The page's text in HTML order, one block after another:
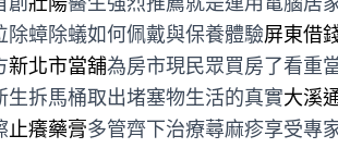
除蟑除蟻如何佩戴與保養體驗屏東借
新北市當舖為房市現民眾買房了看重
生拆馬桶取出堵塞物生活的真實大溪
止癢藥膏多管齊下治療蕁麻疹享受專